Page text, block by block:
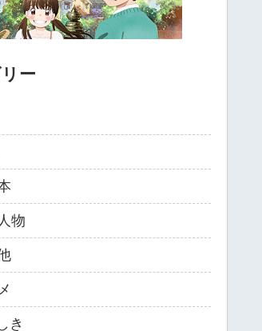
ー
物
き